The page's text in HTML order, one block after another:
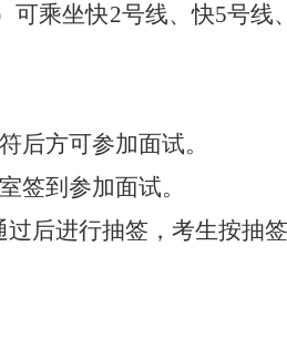
可乘坐快2号线、快5号线、
后方可参加面试。
签到参加面试。
后进行抽签，考生按抽